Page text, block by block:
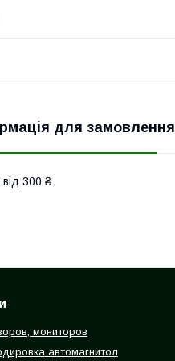
для замовлення
від 300 ₴
мониторов
автомагнитол